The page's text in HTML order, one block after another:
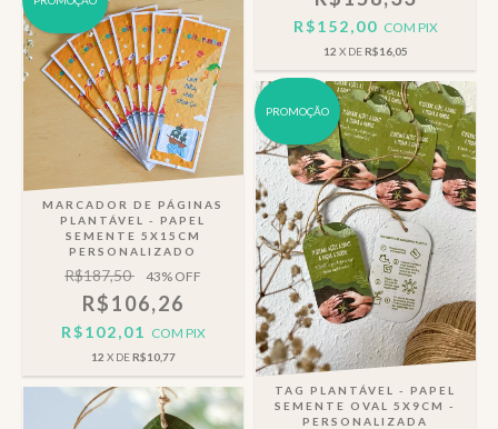
R$152,00 COM PIX
12 X DER$16,05
MARCADOR DE PÁGINAS
PLANTÁVEL - PAPEL
SEMENTE 5X15CM
PERSONALIZADO
R$187,50 43% OFF
R$106,26
R$102,01 COM PIX
12 X DER$10,77
PROMOÇÃO
TAG PLANTÁVEL - PAPEL
SEMENTE OVAL 5X9CM -
PERSONALIZADA